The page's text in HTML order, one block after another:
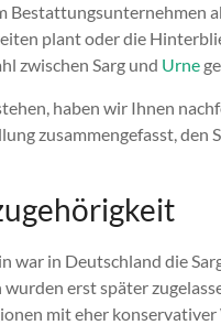
Bestattungsunternehmen
plant oder die
zwischen Sarg und Urne
haben wir Ihnen
zusammengefasst, den
war in Deutschland die
erst später
mit eher